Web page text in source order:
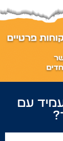
עם